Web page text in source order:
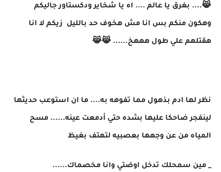
😹.... بغرق يا عالم .... اه يا شخاير ودكستاور جاليكم
وهكون منكم بس انا مش هخوف حد بالليل زيكم لا انا
هقتلهم علي طول هههخ...... 😹😹
نظر لها ادم بذهول مما تفوهه به.... ما ان استوعب حديثها
لينفجر ضاحكا عليها بشده حتي أدمعت عينه...... مسح
المياه من عن وجهها بعصبيه لتهتف بغيظ
_ مين سمحلك تدخل اوضتي وانا مخصماك......